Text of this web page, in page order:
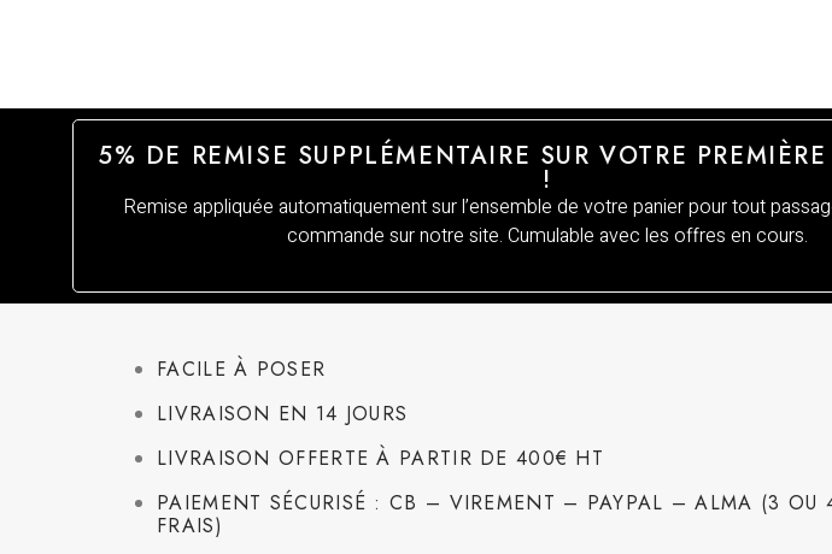
5% DE REMISE SUPPLÉMENTAIRE SUR VOTRE
!
Remise appliquée automatiquement sur l’ensemble de votre panier pour tout
commande sur notre site. Cumulable avec les offres en cours.
FACILE À POSER
LIVRAISON EN 14 JOURS
LIVRAISON OFFERTE À PARTIR DE 400€ HT
PAIEMENT SÉCURISÉ : CB – VIREMENT – PAYPAL – ALMA (3 OU
FRAIS)